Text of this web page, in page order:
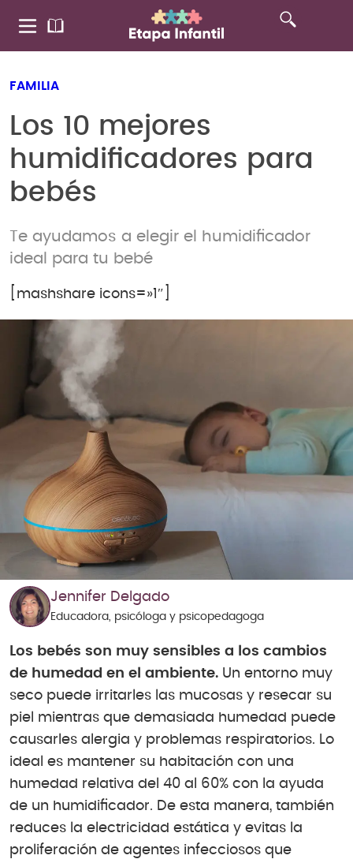
FAMILIA
Los 10 mejores
humidificadores para
bebés
Te ayudamos a elegir el humidificador
ideal para tu bebé
[mashshare icons=»1″]
Jennifer Delgado
Educadora, psicóloga y psicopedagoga
Los bebés son muy sensibles a los cambios
de humedad en el ambiente. Un entorno muy
seco puede irritarles las mucosas y resecar su
piel mientras que demasiada humedad puede
causarles alergia y problemas respiratorios. Lo
ideal es mantener su habitación con una
humedad relativa del 40 al 60% con la ayuda
de un humidificador. De esta manera, también
reduces la electricidad estática y evitas la
proliferación de agentes infecciosos que